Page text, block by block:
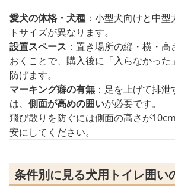
愛犬の体格・犬種 ：小型犬向けと中
トサイズが異なります。
設置スペース ：置き場所の縦・横・
おくことで、購入後に「入らなかった
防げます。
マーキング癖の有無 ：足を上げて排
は、 側面が高めの囲いが必要です。
飛び散りを防ぐには側面の高さが
安にしてください。
条件別に見る犬用トイレ囲い